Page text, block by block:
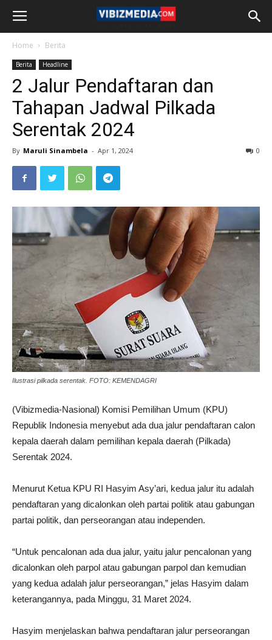
Home Berita
Berita Headline
2 Jalur Pendaftaran dan
Tahapan Jadwal Pilkada
Serentak 2024
By Maruli Sinambela - Apr 1, 2024 0
Ilustrasi pilkada serentak. FOTO: KEMENDAGRI
(Vibizmedia-Nasional) Komisi Pemilihan Umum (KPU)
Republik Indonesia menyebut ada dua jalur pendaftaran calon
kepala daerah dalam pemilihan kepala daerah (Pilkada)
Serentak 2024.
Menurut Ketua KPU RI Hasyim Asy’ari, kedua jalur itu adalah
pendaftaran yang dicalonkan oleh partai politik atau gabungan
partai politik, dan perseorangan atau independen.
“Untuk pencalonan ada dua jalur, yaitu jalur pencalonan yang
dicalonkan oleh parpol atau gabungan parpol dan kemudian
yang kedua adalah jalur perseorangan,” jelas Hasyim dalam
keterangannya, pada Minggu, 31 Maret 2024.
Hasyim menjelaskan bahwa pendaftaran jalur perseorangan